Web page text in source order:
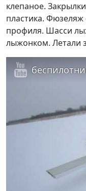
клепаное.
пластика.
профиля. Шасси
лыжонком. Летали